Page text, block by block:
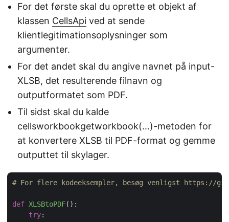
For det første skal du oprette et objekt af
klassen CellsApi ved at sende
klientlegitimationsoplysninger som
argumenter.
For det andet skal du angive navnet på input-
XLSB, det resulterende filnavn og
outputformatet som PDF.
Til sidst skal du kalde
cellsworkbookgetworkbook(…)-metoden for
at konvertere XLSB til PDF-format og gemme
outputtet til skylager.
# For flere kodeeksempler, besøg venligst https://
def XLSBtoPDF():
try: